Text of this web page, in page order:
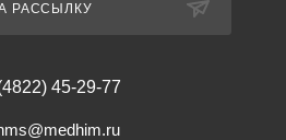
РАССЫЛКУ
45-29-77